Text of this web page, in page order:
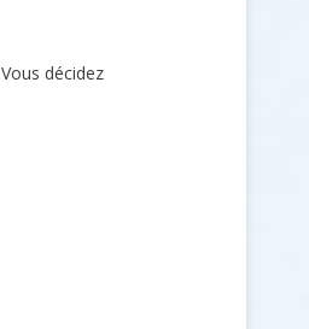
Vous décidez